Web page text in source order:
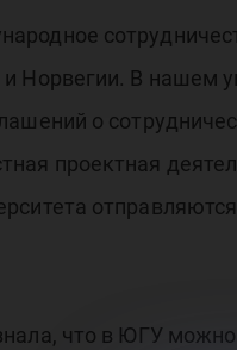
Норвегии. В нашем
о
проектная
что в ЮГУ